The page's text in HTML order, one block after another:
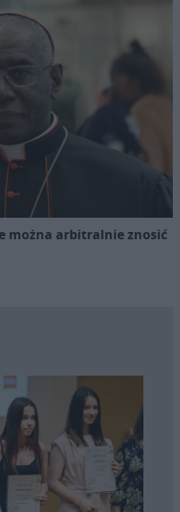
można arbitralnie znosić